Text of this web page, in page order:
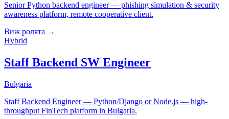
Senior Python backend engineer — phishing simulation & security
awareness platform, remote cooperative client.
Виж ролята →
Hybrid
Staff Backend SW Engineer
Bulgaria
Staff Backend Engineer — Python/Django or Node.js — high-
throughput FinTech platform in Bulgaria.